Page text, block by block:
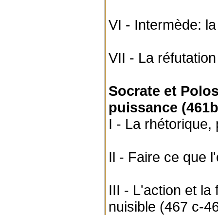
VI - Intermède:
VII - La
Socrate et
puissance
I - La rhétorique,
Il - Faire ce que
III - L'action et la
nuisible (467 c-